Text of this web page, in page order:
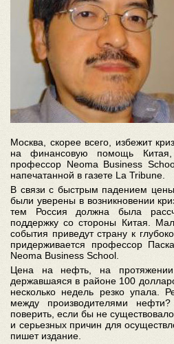
Москва, скорее всего, избежит
на финансовую помощь
профессор Neoma Business
напечатанной в газете La Tribune
В связи с быстрым падением
были уверены в возникновении
тем Россия должна была
поддержку со стороны Китая.
события приведут страну к
придерживается профессор
Neoma Business School.
Цена на нефть, на
державшаяся в районе 100
несколько недель резко упала.
между производителями
поверить, если бы не
и серьезных причин для
пишет издание.